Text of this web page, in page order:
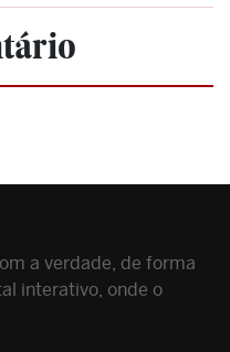
a verdade, de forma
interativo, onde o